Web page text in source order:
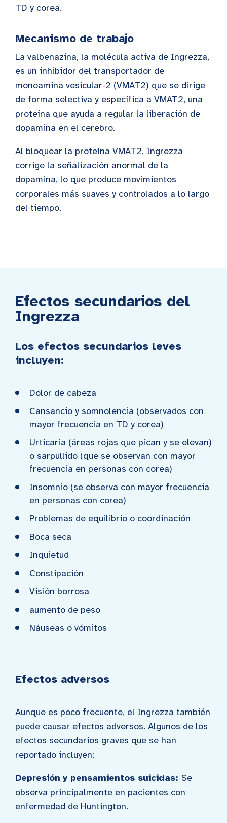
TD y corea.
Mecanismo de trabajo
La valbenazina, la molécula activa de Ingrezza,
es un inhibidor del transportador de
monoamina vesicular-2 (VMAT2) que se dirige
de forma selectiva y específica a VMAT2, una
proteína que ayuda a regular la liberación de
dopamina en el cerebro.
Al bloquear la proteína VMAT2, Ingrezza
corrige la señalización anormal de la
dopamina, lo que produce movimientos
corporales más suaves y controlados a lo largo
del tiempo.
Efectos secundarios del
Ingrezza
Los efectos secundarios leves
incluyen:
Dolor de cabeza
Cansancio y somnolencia (observados con
mayor frecuencia en TD y corea)
Urticaria (áreas rojas que pican y se elevan)
o sarpullido (que se observan con mayor
frecuencia en personas con corea)
Insomnio (se observa con mayor frecuencia
en personas con corea)
Problemas de equilibrio o coordinación
Boca seca
Inquietud
Constipación
Visión borrosa
aumento de peso
Náuseas o vómitos
Efectos adversos
Aunque es poco frecuente, el Ingrezza también
puede causar efectos adversos. Algunos de los
efectos secundarios graves que se han
reportado incluyen:
Depresión y pensamientos suicidas: Se
observa principalmente en pacientes con
enfermedad de Huntington.